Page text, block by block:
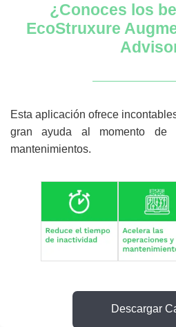
¿Conoces los
EcoStruxure
Esta aplicación ofrece
gran ayuda al momento de
mantenimientos. ​
Descargar